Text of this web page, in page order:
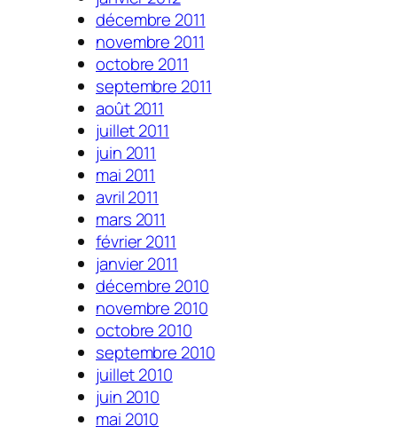
décembre 2011
novembre 2011
octobre 2011
septembre 2011
août 2011
juillet 2011
juin 2011
mai 2011
avril 2011
mars 2011
février 2011
janvier 2011
décembre 2010
novembre 2010
octobre 2010
septembre 2010
juillet 2010
juin 2010
mai 2010